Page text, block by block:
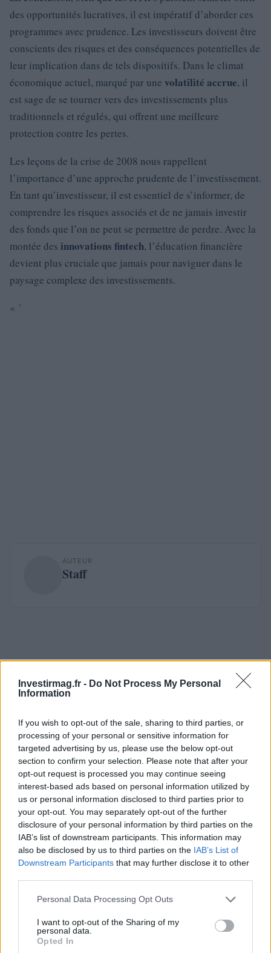
Investirmag.fr - Do Not Process My Personal
Information
If you wish to opt-out of the sale, sharing to third parties, or
processing of your personal or sensitive information for
targeted advertising by us, please use the below opt-out
section to confirm your selection. Please note that after your
opt-out request is processed you may continue seeing
interest-based ads based on personal information utilized by
us or personal information disclosed to third parties prior to
your opt-out. You may separately opt-out of the further
disclosure of your personal information by third parties on the
IAB’s list of downstream participants. This information may
also be disclosed by us to third parties on the IAB’s List of
Downstream Participants that may further disclose it to other
Please note that this website/app uses one or more Google
not limited to your visit or usage behaviour. You may click to
grant or deny consent to Google and its third-party tags to
use your data for below specified purposes in below Google
Personal Data Processing Opt Outs
I want to opt-out of the Sharing of my
personal data.
Opted In
des opportunités lucratives, il est impératif d’aborder ces
programmes avec prudence. Les investisseurs doivent être
conscients des risques et des conséquences potentielles de
leur implication dans de tels dispositifs. Dans le climat
économique actuel, marqué par une volatilité accrue, il
est sage de se tourner vers des investissements plus
traditionnels et régulés, qui offrent une meilleure
protection contre les pertes.
Les leçons de la crise de 2008 nous rappellent
l’importance d’une approche prudente de l’investissement.
En tant qu’investisseur, il est essentiel de s’informer, de
comprendre les risques associés et de ne jamais investir
des fonds que l’on ne peut se permettre de perdre. Avec la
montée des innovations fintech, l’éducation financière
devient plus cruciale que jamais pour naviguer dans le
paysage complexe des investissements.
« `
AUTEUR
Staff
NEWS